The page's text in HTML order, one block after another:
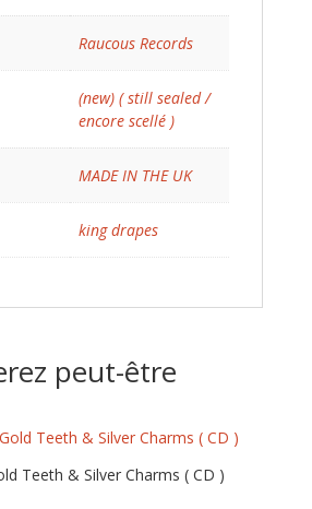
Raucous Records
(new) ( still sealed /
encore scellé )
MADE IN THE UK
king drapes
peut-être
Teeth & Silver Charms ( CD )